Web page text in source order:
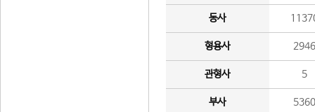
동사
형용사 2946
관형사 5
부사 5360